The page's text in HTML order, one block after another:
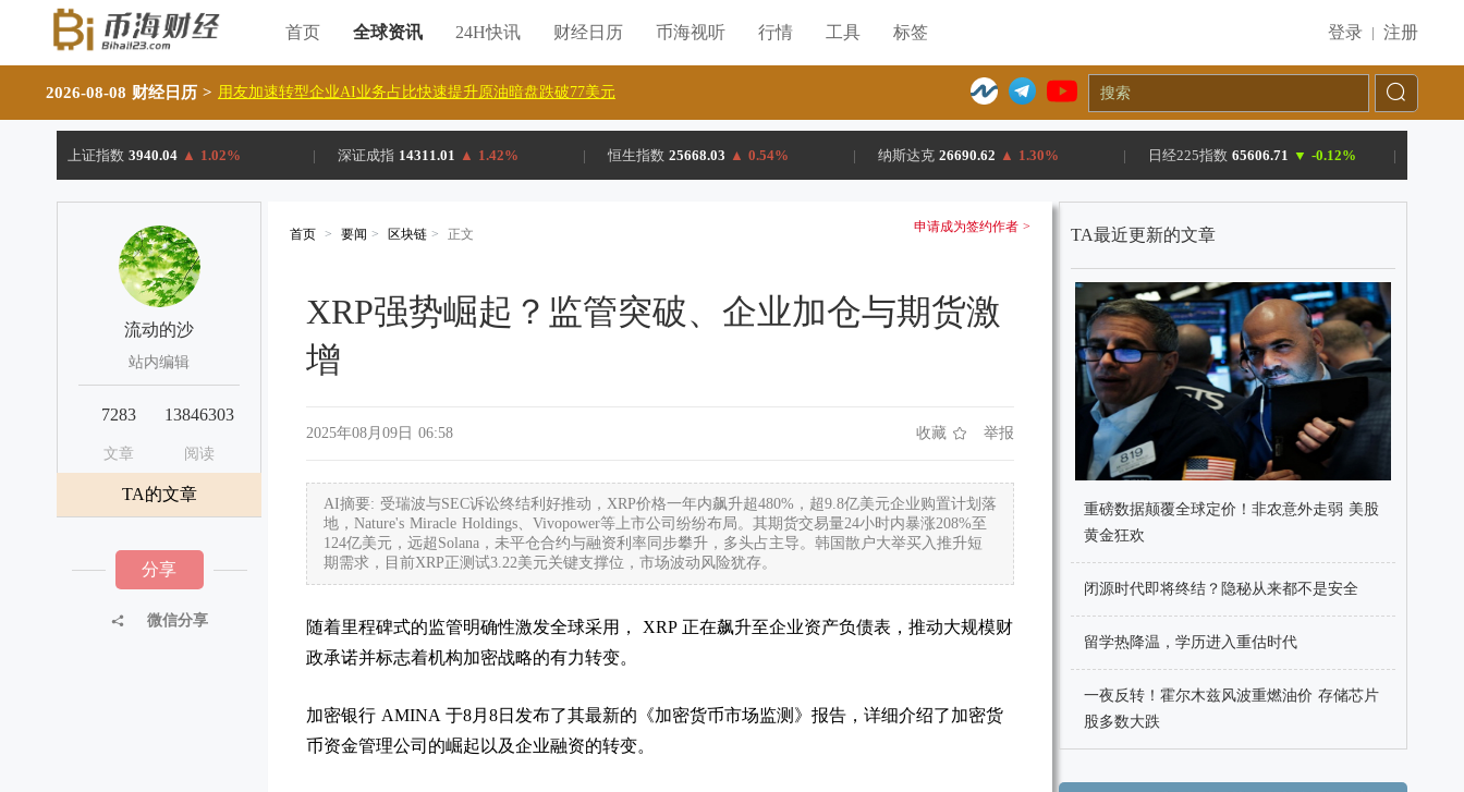
首页 全球资讯 24H快讯 财经日历 币海视听 行情 工具 标签 登录 | 注册
2026-08-08 财经日历 > 用友加速转型企业AI业务占比快速提升原油暗盘跌破77美元
上证指数 3940.04 ▲ 1.02% | 深证成指 14311.01 ▲ 1.42% | 恒生指数 25668.03 ▲ 0.54% | 纳斯达克 26690.62 ▲ 1.30% | 日经225指数 65606.71 ▼ -0.12% |
流动的沙
站内编辑
7283
文章
13846303
阅读
TA的文章
分享
微信分享
首页 > 要闻 > 区块链 > 正文 申请成为签约作者 >
XRP强势崛起？监管突破、企业加仓与期货激
增
2025年08月09日 06:58 收藏 举报
AI摘要: 受瑞波与SEC诉讼终结利好推动，XRP价格一年内飙升超480%，超9.8亿美元企业购置计划落
地，Nature's Miracle Holdings、Vivopower等上市公司纷纷布局。其期货交易量24小时内暴涨208%至
124亿美元，远超Solana，未平仓合约与融资利率同步攀升，多头占主导。韩国散户大举买入推升短
期需求，目前XRP正测试3.22美元关键支撑位，市场波动风险犹存。
随着里程碑式的监管明确性激发全球采用， XRP 正在飙升至企业资产负债表，推动大规模财
政承诺并标志着机构加密战略的有力转变。
加密银行 AMINA 于8月8日发布了其最新的《加密货币市场监测》报告，详细介绍了加密货
币资金管理公司的崛起以及企业融资的转变。
TA最近更新的文章
重磅数据颠覆全球定价！非农意外走弱 美股
黄金狂欢
闭源时代即将终结？隐秘从来都不是安全
留学热降温，学历进入重估时代
一夜反转！霍尔木兹风波重燃油价 存储芯片
股多数大跌